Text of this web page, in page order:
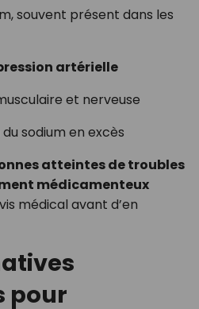
souvent présent dans les
artérielle
et nerveuse
sodium en excès
atteintes de troubles
médicamenteux
médical avant d’en
pour